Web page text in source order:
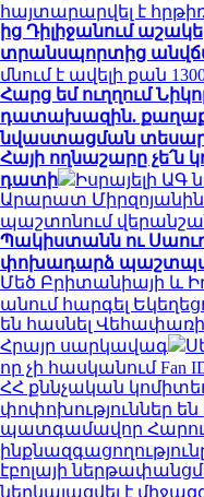
հայտարարվել է
ից Դիլիջանում
տրանսպորտից
մնում է ավելի քան
Հարց եմ ուղղում
դատախազին.
նվաստացման
Հայի ողնաշարը չե՛ն
դատի
Իսրայելի ԱԳ
Արարատ
պաշտոնում
Պակիստանն ու
փոխադարձ
Մեծ Բրիտանիայի և
անում հարգել
են հասնել
Հրայր սարկավագ
որ չի հասկանում
ՀՀ քննչական
փոփոխություններ
պատգամավոր
էբոլայի
ներկայացվել է